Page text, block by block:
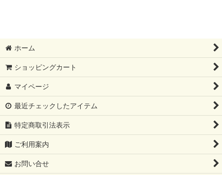
ホーム
ショッピングカート
マイページ
最近チェックしたアイテム
特定商取引法表示
ご利用案内
お問い合せ